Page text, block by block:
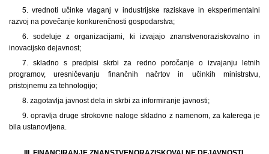
5. vrednoti učinke vlaganj v industrijske raziskave in eksperimentalni
razvoj na povečanje konkurenčnosti gospodarstva;
6. sodeluje z organizacijami, ki izvajajo znanstvenoraziskovalno in
inovacijsko dejavnost;
7. skladno s predpisi skrbi za redno poročanje o izvajanju letnih
programov, uresničevanju finančnih načrtov in učinkih ministrstvu,
pristojnemu za tehnologijo;
8. zagotavlja javnost dela in skrbi za informiranje javnosti;
9. opravlja druge strokovne naloge skladno z namenom, za katerega je
bila ustanovljena.